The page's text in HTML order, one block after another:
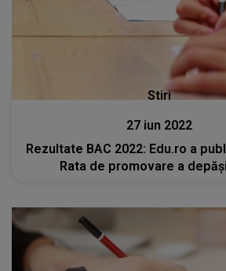
Stiri
27 iun 2022
Rezultate BAC 2022: Edu.ro a
Rata de promovare a